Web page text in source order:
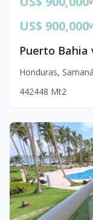
US$ 900,000
Puerto Bahia
Honduras, Samaná
442448 Mt2